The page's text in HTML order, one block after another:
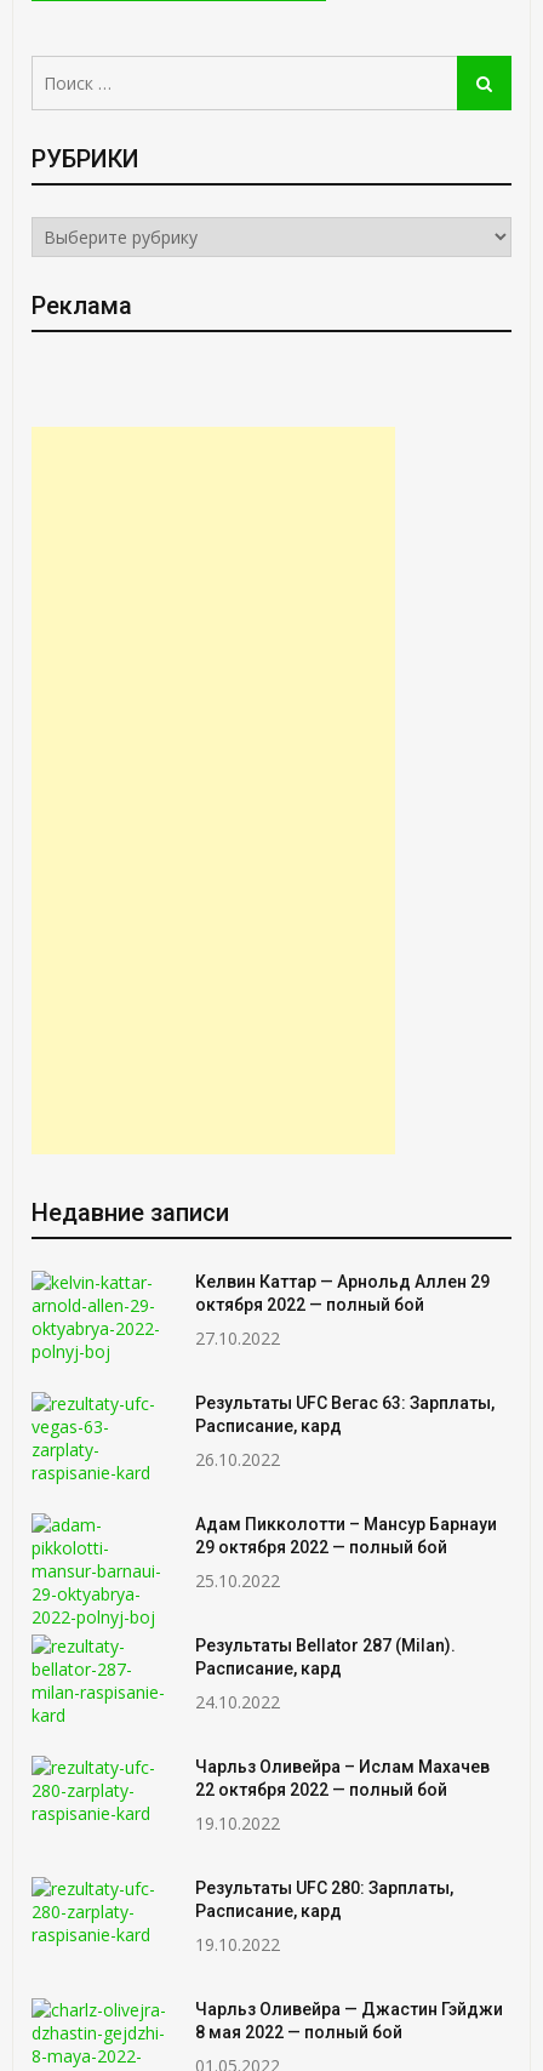
Поиск
РУБРИКИ
РУБРИКИ
Реклама
Недавние записи
Келвин Каттар — Арнольд Аллен 29
октября 2022 — полный бой
27.10.2022
Результаты UFC Вегас 63: Зарплаты,
Расписание, кард
26.10.2022
Адам Пикколотти – Мансур Барнауи
29 октября 2022 — полный бой
25.10.2022
Результаты Bellator 287 (Milan).
Расписание, кард
24.10.2022
Чарльз Оливейра – Ислам Махачев
22 октября 2022 — полный бой
19.10.2022
Результаты UFC 280: Зарплаты,
Расписание, кард
19.10.2022
Чарльз Оливейра — Джастин Гэйджи
8 мая 2022 — полный бой
01.05.2022